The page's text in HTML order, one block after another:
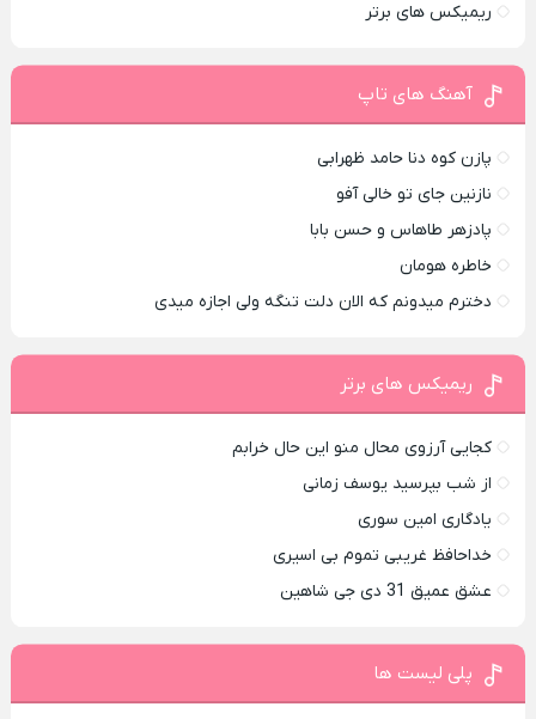
ریمیکس های برتر
آهنگ های تاپ
پازن کوه دنا حامد ظهرابی
نازنین جای تو خالی آفو
پادزهر طاهاس و حسن بابا
خاطره هومان
دخترم میدونم که الان دلت تنگه ولی اجازه میدی
ریمیکس های برتر
کجایی آرزوی محال منو این حال خرابم
از شب بپرسید یوسف زمانی
یادگاری امین سوری
خداحافظ غریبی تموم بی اسیری
عشق عمیق 31 دی جی شاهین
پلی لیست ها